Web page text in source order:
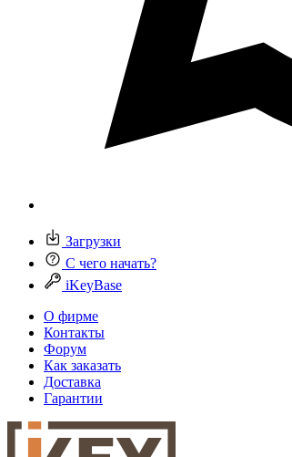
Загрузки
С чего начать?
iKeyBase
О фирме
Контакты
Форум
Как заказать
Доставка
Гарантии